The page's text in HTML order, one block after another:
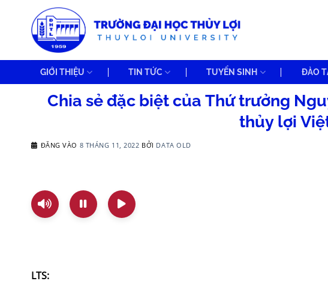
GIỚI THIỆU TIN TỨC TUYỂN SINH ĐÀO
Chia sẻ đặc biệt của Thứ trưởng
thủy lợi
ĐĂNG VÀO 8 THÁNG 11, 2022 BỞI DATA OLD
LTS: